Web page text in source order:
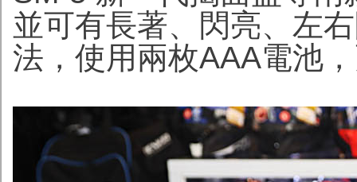
並可有長著、閃亮、左
法，使用兩枚AAA電池